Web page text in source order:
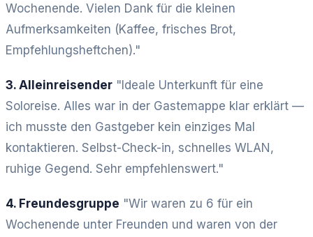
Wochenende. Vielen Dank für die kleinen
Aufmerksamkeiten (Kaffee, frisches Brot,
Empfehlungsheftchen)."
3. Alleinreisender "Ideale Unterkunft für eine
Soloreise. Alles war in der Gastemappe klar erklärt —
ich musste den Gastgeber kein einziges Mal
kontaktieren. Selbst-Check-in, schnelles WLAN,
ruhige Gegend. Sehr empfehlenswert."
4. Freundesgruppe "Wir waren zu 6 für ein
Wochenende unter Freunden und waren von der